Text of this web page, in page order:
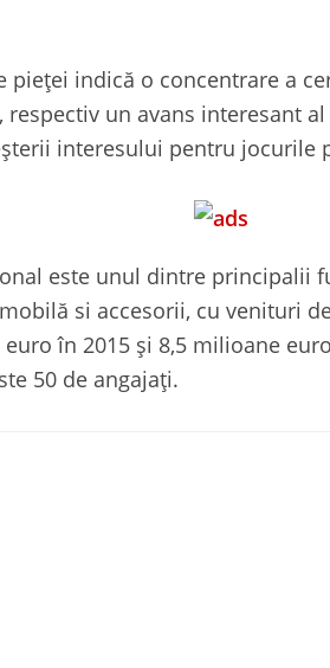
pieţei indică o concentrare a
respectiv un avans interesant
interesului pentru jocurile
este unul dintre principalii
si accesorii, cu venituri
în 2015 şi 8,5 milioane
50 de angajaţi.